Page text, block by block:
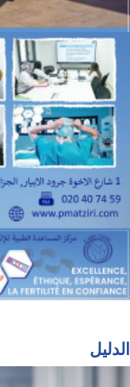
الدليل